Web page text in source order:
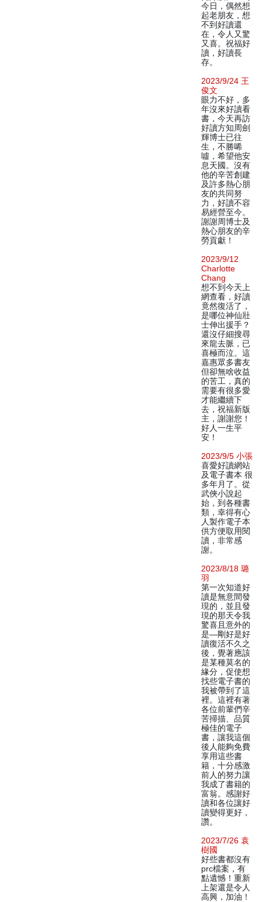
今日，偶然想
起老朋友，想
不到好讀還
在，令人又驚
又喜。祝福好
讀，好讀長
存。
2023/9/24 王
俊文
眼力不好，多
年沒來好讀看
書，今天再訪
好讀方知周劍
輝博士已往
生，不勝唏
噓，希望他安
息天國。沒有
他的辛苦創建
及許多熱心朋
友的共同努
力，好讀不容
易經營至今。
謝謝周博士及
熱心朋友的辛
勞貢獻！
2023/9/12
Charlotte
Chang
想不到今天上
網查看，好讀
竟然復活了，
是哪位神仙壯
士伸出援手？
還沒仔細搜尋
來龍去脈，已
喜極而泣。這
嘉惠眾多書友
但卻無啥收益
的苦工，真的
需要有很多愛
才能繼續下
去，祝福新版
主，謝謝您！
好人一生平
安！
2023/9/5 小張
喜愛好讀網站
及電子書本 很
多年月了。從
武俠小說起
始，到各種書
類，幸得有心
人製作電子本
供方便取用閱
讀，非常感
謝。
2023/8/18 璐
羽
第一次知道好
讀是無意間發
現的，並且發
現的那天令我
驚喜且意外的
是—剛好是好
讀復活不久之
後，覺著應該
是某種莫名的
緣分，促使想
找些電子書的
我被帶到了這
裡。這裡有著
各位前輩們辛
苦掃描、品質
極佳的電子
書，讓我這個
後人能夠免費
享用這些書
籍，十分感激
前人的努力讓
我成了書籍的
富翁。感謝好
讀和各位讓好
讀變得更好，
讚。
2023/7/26 袁
樹國
好些書都沒有
prc檔案，有
點遺憾！重新
上架還是令人
高興，加油！